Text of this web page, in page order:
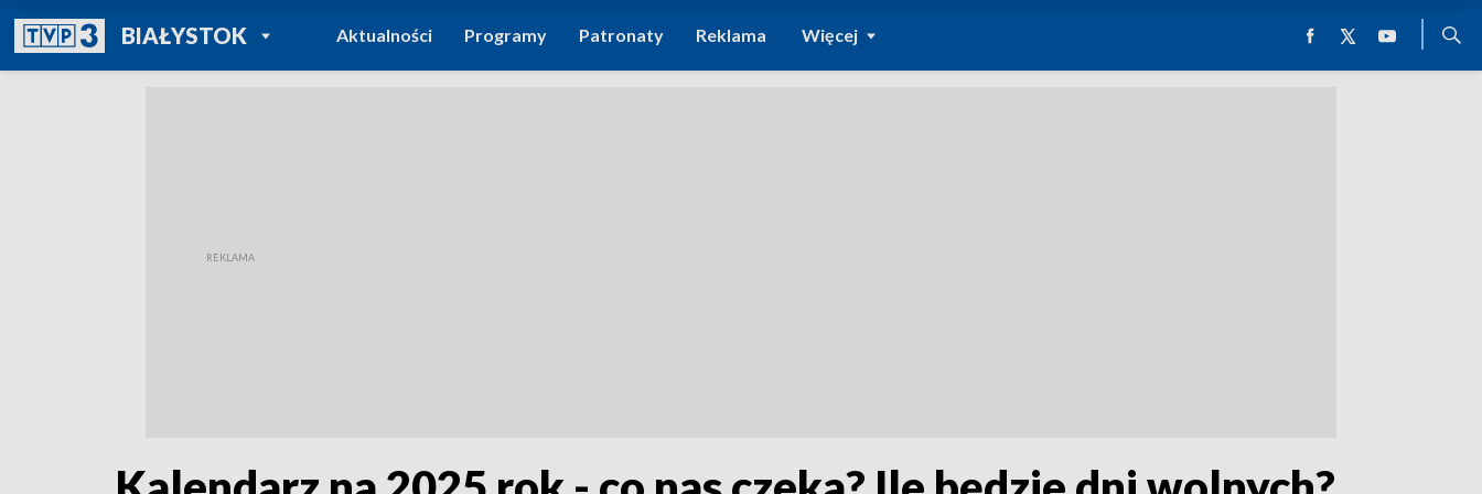
BIAŁYSTOKPOWRÓT DO
TVP REGIONY
Aktualności Programy Patronaty Reklama Więcej